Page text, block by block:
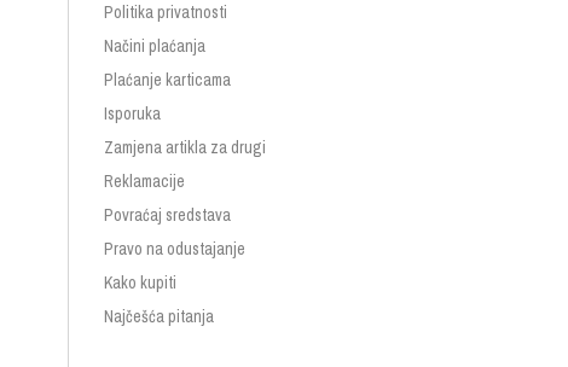
Politika privatnosti
Načini plaćanja
Plaćanje karticama
Isporuka
Zamjena artikla za drugi
Reklamacije
Povraćaj sredstava
Pravo na odustajanje
Kako kupiti
Najčešća pitanja